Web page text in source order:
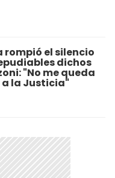
rompió el silencio
dichos
"No me queda
la Justicia"